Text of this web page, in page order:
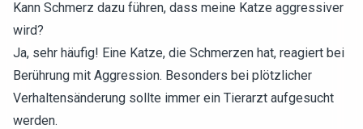
Kann Schmerz dazu führen, dass meine Katze aggressiver
wird?
Ja, sehr häufig! Eine Katze, die Schmerzen hat, reagiert bei
Berührung mit Aggression. Besonders bei plötzlicher
Verhaltensänderung sollte immer ein Tierarzt aufgesucht
werden.